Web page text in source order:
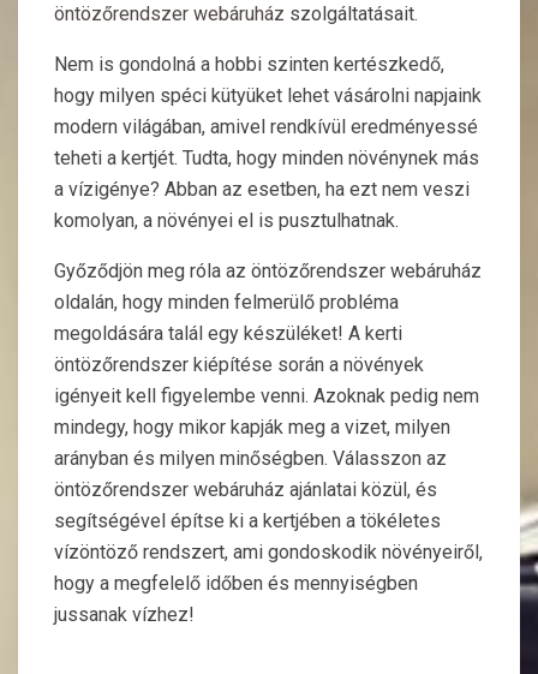
öntözőrendszer webáruház szolgáltatásait.
Nem is gondolná a hobbi szinten kertészkedő,
hogy milyen spéci kütyüket lehet vásárolni napjaink
modern világában, amivel rendkívül eredményessé
teheti a kertjét. Tudta, hogy minden növénynek más
a vízigénye? Abban az esetben, ha ezt nem veszi
komolyan, a növényei el is pusztulhatnak.
Győződjön meg róla az öntözőrendszer webáruház
oldalán, hogy minden felmerülő probléma
megoldására talál egy készüléket! A kerti
öntözőrendszer kiépítése során a növények
igényeit kell figyelembe venni. Azoknak pedig nem
mindegy, hogy mikor kapják meg a vizet, milyen
arányban és milyen minőségben. Válasszon az
öntözőrendszer webáruház ajánlatai közül, és
segítségével építse ki a kertjében a tökéletes
vízöntöző rendszert, ami gondoskodik növényeiről,
hogy a megfelelő időben és mennyiségben
jussanak vízhez!